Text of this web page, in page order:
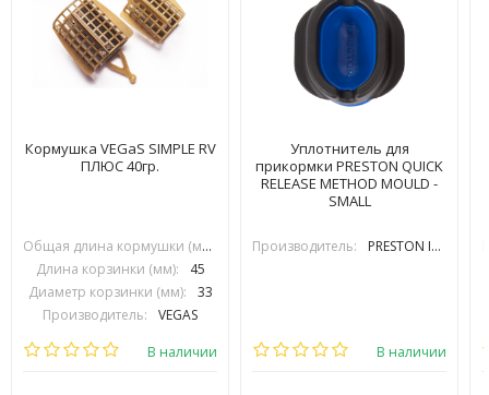
Кормушка VEGaS SIMPLE RV
ПЛЮС 40гр.
Общая длина кормушки (мм):
Длина корзинки (мм):
45
Диаметр корзинки (мм):
33
Производитель:
VEGAS
В наличии
Уплотнитель для
прикормки PRESTON QUICK
RELEASE METHOD MOULD -
SMALL
Производитель: PRESTON INOVATIONS
В наличии